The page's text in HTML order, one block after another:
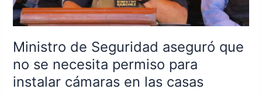
Ministro de Seguridad aseguró que
no se necesita permiso para
instalar cámaras en las casas
permiso
para
cámaras
en
las
casas